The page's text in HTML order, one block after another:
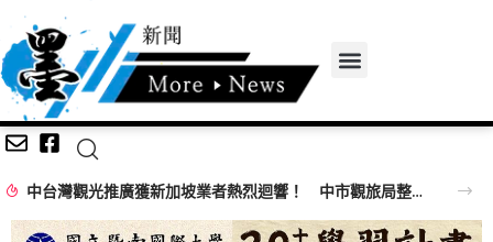
中台灣觀光推廣獲新加坡業者熱烈迴響！ 中市觀旅局整合星國觀光資源 佈局區域旅遊商機